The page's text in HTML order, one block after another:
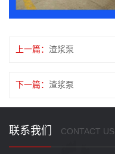
上一篇： 渣浆泵
下一篇： 渣浆泵
联系我们 CONTACT US